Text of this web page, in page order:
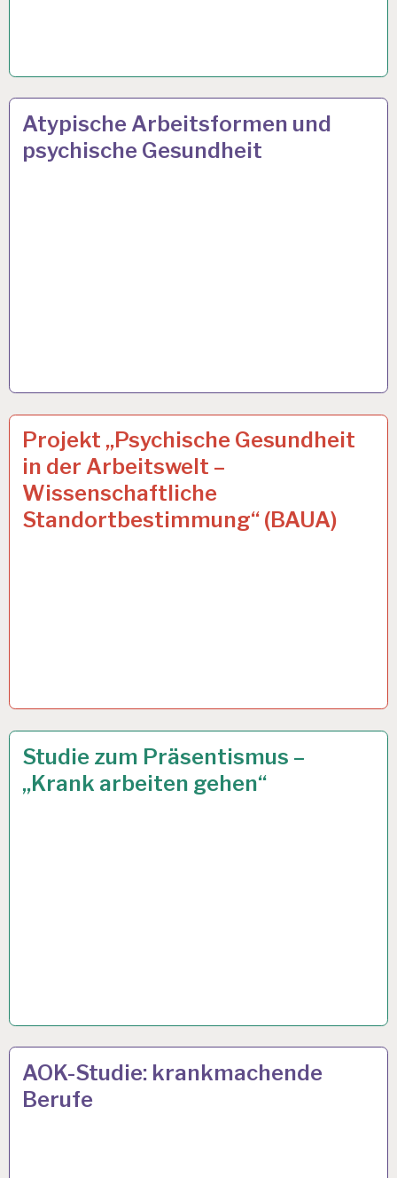
ARBEIT
UND
GESUNDHEIT…
Atypische Arbeitsformen und
psychische Gesundheit
27 JAN. 2020
ARBEITSANALYSE…
Projekt „Psychische Gesundheit
in der Arbeitswelt –
Wissenschaftliche
Standortbestimmung“ (BAUA)
12 DEZ. 2019
12-
STUNDEN-
ARBEITSTAG…
Studie zum Präsentismus –
„Krank arbeiten gehen“
28 OKT. 2019
50PLUS…
AOK-Studie: krankmachende
Berufe
23 OKT. 2019